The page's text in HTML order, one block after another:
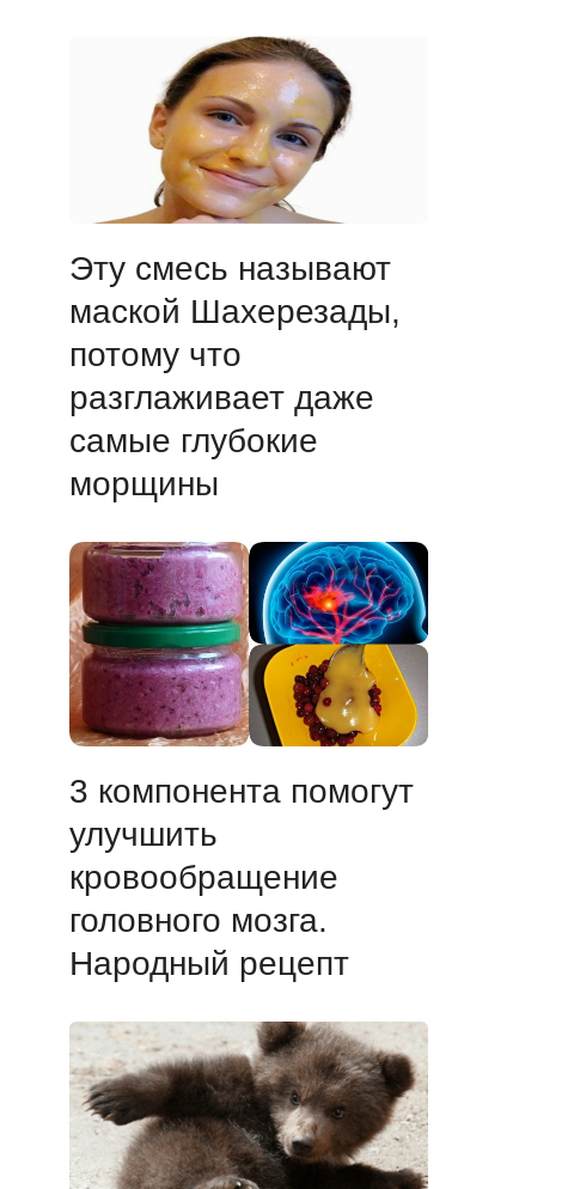
Эту смесь называют
маской Шахерезады,
потому что
разглаживает даже
самые глубокие
морщины
3 компонента помогут
улучшить
кровообращение
головного мозга.
Народный рецепт